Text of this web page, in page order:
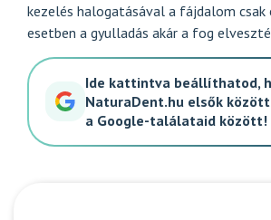
kezelés halogatásával a fájdalom csak
esetben a gyulladás akár a fog
Ide kattintva beállíthatod,
NaturaDent.hu elsők
a Google-találataid között!